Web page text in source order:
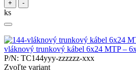
+ -
ks
vláknový trunkový kábel 6x24 MTP –
P/N: TC144yyy-zzzzzz-xxx
Zvoľte variant